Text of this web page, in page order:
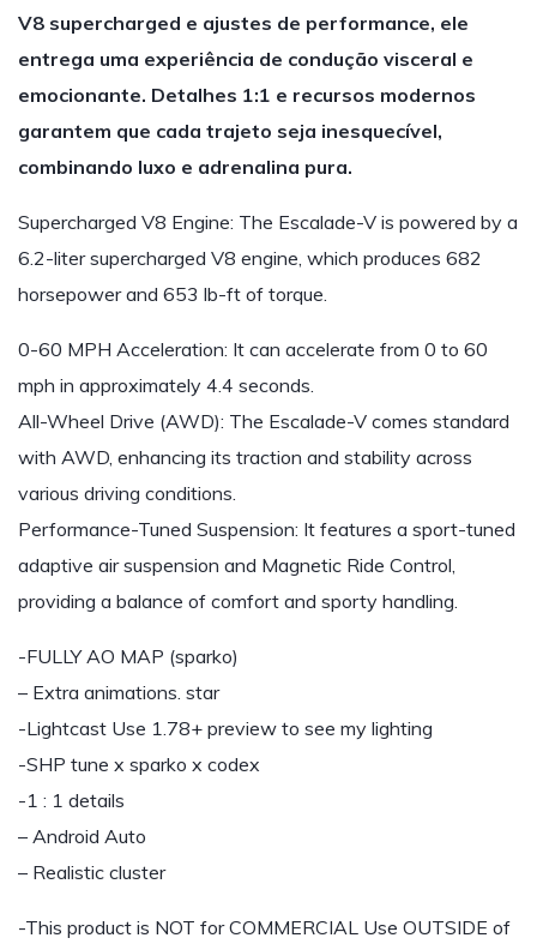
V8 supercharged e ajustes de performance, ele
entrega uma experiência de condução visceral e
emocionante. Detalhes 1:1 e recursos modernos
garantem que cada trajeto seja inesquecível,
combinando luxo e adrenalina pura.
Supercharged V8 Engine: The Escalade-V is powered by a
6.2-liter supercharged V8 engine, which produces 682
horsepower and 653 lb-ft of torque.
0-60 MPH Acceleration: It can accelerate from 0 to 60
mph in approximately 4.4 seconds.
All-Wheel Drive (AWD): The Escalade-V comes standard
with AWD, enhancing its traction and stability across
various driving conditions.
Performance-Tuned Suspension: It features a sport-tuned
adaptive air suspension and Magnetic Ride Control,
providing a balance of comfort and sporty handling.
-FULLY AO MAP (sparko)
– Extra animations. star
-Lightcast Use 1.78+ preview to see my lighting
-SHP tune x sparko x codex
-1 : 1 details
– Android Auto
– Realistic cluster
-This product is NOT for COMMERCIAL Use OUTSIDE of